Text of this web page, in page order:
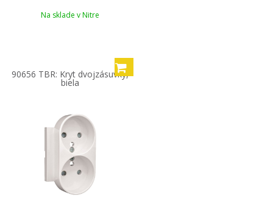
Na sklade v Nitre
90656 TBR: Kryt dvojzásuvky,
biela